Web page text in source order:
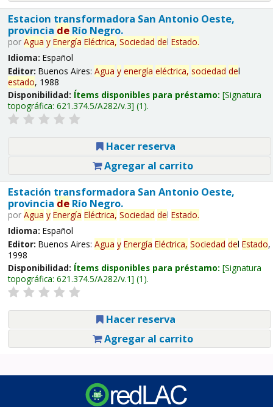
Estacion transformadora San Antonio Oeste,
provincia deRío Negro.
por Agua y Energía Eléctrica, Sociedad del Estado.
Idioma: Español
Editor: Buenos Aires: Agua y energía eléctrica, sociedad del
estado, 1988
Disponibilidad: Ítems disponibles para préstamo: Signatura
topográfica: 621.374.5/A282/v.3 (1).
Hacer reserva
Agregar al carrito
Estación transformadora San Antonio Oeste,
provincia deRío Negro.
por Agua y Energía Eléctrica, Sociedad del Estado.
Idioma: Español
Editor: Buenos Aires: Agua y Energía Eléctrica, Sociedad del Estado,
1998
Disponibilidad: Ítems disponibles para préstamo: Signatura
topográfica: 621.374.5/A282/v.1 (1).
Hacer reserva
Agregar al carrito